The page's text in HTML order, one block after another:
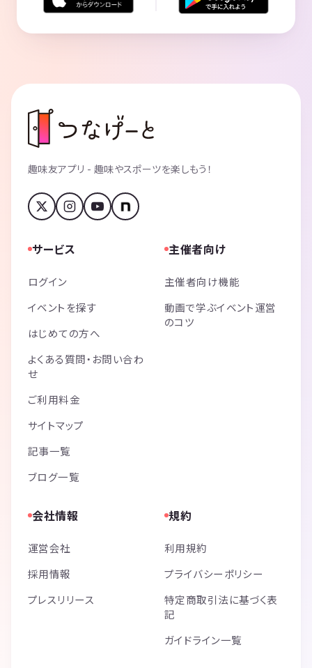
趣味友アプリ - 趣味やスポーツを楽しもう！
サービス
ログイン
イベントを探す
はじめての方へ
よくある質問・お問い合わ
せ
ご利用料金
サイトマップ
記事一覧
ブログ一覧
主催者向け
主催者向け機能
動画で学ぶイベント運営
のコツ
会社情報
運営会社
採用情報
プレスリリース
規約
利用規約
プライバシーポリシー
特定商取引法に基づく表
記
ガイドライン一覧